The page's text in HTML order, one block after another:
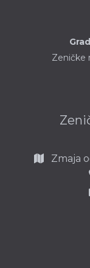
Zeničke
Zmaja